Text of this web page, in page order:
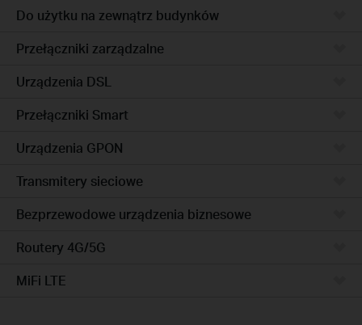
Do użytku na zewnątrz budynków
Przełączniki zarządzalne
Urządzenia DSL
Przełączniki Smart
Urządzenia GPON
Transmitery sieciowe
Bezprzewodowe urządzenia biznesowe
Routery 4G/5G
MiFi LTE